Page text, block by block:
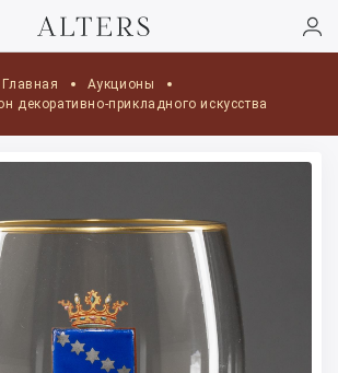
Главная
Аукционы
декоративно-прикладного искусства